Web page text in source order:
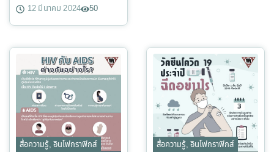
12 มีนาคม 2024 50
สื่อความรู้, อินโฟกราฟิกส์ สื่อความรู้, อินโฟกราฟิกส์